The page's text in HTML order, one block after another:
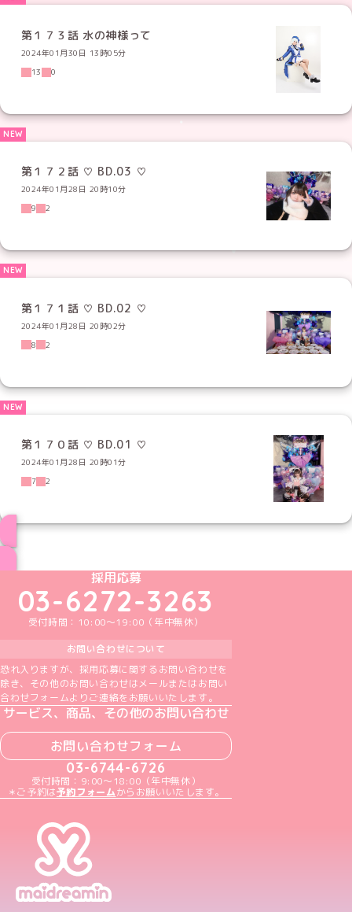
第１７３話 水の神様って
2024年01月30日 13時05分
13
0
第１７２話 ♡ BD.03 ♡
2024年01月28日 20時10分
9
2
第１７１話 ♡ BD.02 ♡
2024年01月28日 20時02分
8
2
第１７０話 ♡ BD.01 ♡
2024年01月28日 20時01分
7
2
めいどりーみんTikTok公式アカウント
めいどりーみんX公式アカウント
めいどりーみんInstagram公式アカウント
めいどりーみんFacebook公式アカウン
めいどりーみんYouTube公式アカ
採用応募
03-6272-3263
受付時間：10:00～19:00（年中無休）
お問い合わせについて
恐れ入りますが、採用応募に関するお問い合わせを
除き、その他のお問い合わせはメールまたはお問い
合わせフォームよりご連絡をお願いいたします。
サービス、商品、その他のお問い合わせ
お問い合わせフォーム
03-6744-6726
受付時間：9:00～18:00（年中無休）
＊ご予約は予約フォームからお願いいたします。